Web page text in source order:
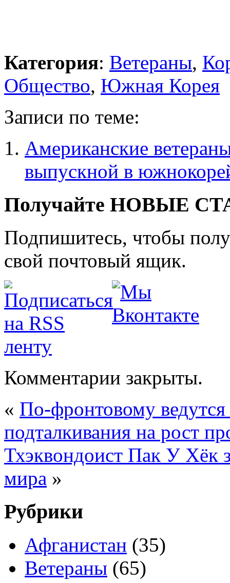
Категория: Ветераны,
Общество, Южная Корея
Записи по теме:
Американские
выпускной в
Получайте НОВЫЕ
Подпишитесь, чтобы
свой почтовый ящик.
Комментарии закрыты.
« По-фронтовому ведутся
подталкивания на рост
Тхэквондоист Пак У Хёк
мира »
Рубрики
Афганистан (35)
Ветераны (65)